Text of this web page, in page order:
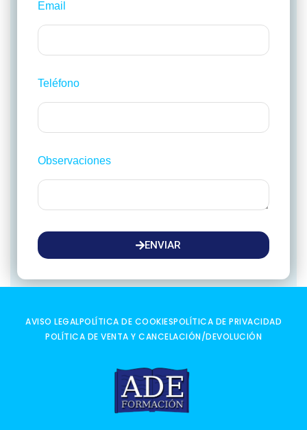
Email
Teléfono
Observaciones
ENVIAR
AVISO LEGALPOLÍTICA DE COOKIESPOLÍTICA DE PRIVACIDAD
POLÍTICA DE VENTA Y CANCELACIÓN/DEVOLUCIÓN